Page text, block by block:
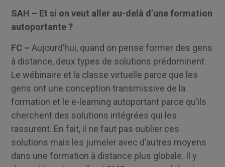
SAH – Et si on veut aller au-delà d’une formation
autoportante ?
FC – Aujourd’hui, quand on pense former des gens
à distance, deux types de solutions prédominent.
Le wébinaire et la classe virtuelle parce que les
gens ont une conception transmissive de la
formation et le e-learning autoportant parce qu’ils
cherchent des solutions intégrées qui les
rassurent. En fait, il ne faut pas oublier ces
solutions mais les jumeler avec d’autres moyens
dans une formation à distance plus globale. Il y